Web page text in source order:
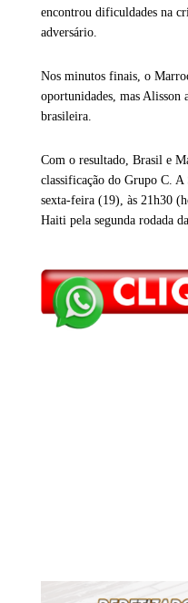
encontrou dificuldades na
adversário.
Nos minutos finais, o
oportunidades, mas Alisson
brasileira.
Com o resultado, Brasil e
classificação do Grupo C.
sexta-feira (19), às 21h30
Haiti pela segunda rodada